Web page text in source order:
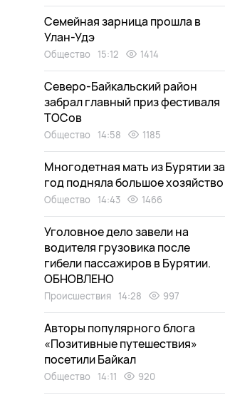
Семейная зарница прошла в
Улан-Удэ
Общество 15:12 1414
Северо-Байкальский район
забрал главный приз фестиваля
ТОСов
Общество 14:58 1185
Многодетная мать из Бурятии за
год подняла большое хозяйство
Общество 14:43 1466
Уголовное дело завели на
водителя грузовика после
гибели пассажиров в Бурятии.
ОБНОВЛЕНО
Происшествия 14:28 997
Авторы популярного блога
«Позитивные путешествия»
посетили Байкал
Общество 14:11 920